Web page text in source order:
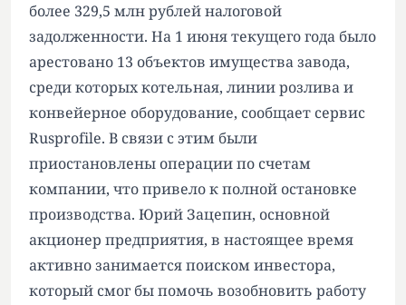
более 329,5 млн рублей налоговой
задолженности. На 1 июня текущего года было
арестовано 13 объектов имущества завода,
среди которых котельная, линии розлива и
конвейерное оборудование, сообщает сервис
Rusprofile. В связи с этим были
приостановлены операции по счетам
компании, что привело к полной остановке
производства. Юрий Зацепин, основной
акционер предприятия, в настоящее время
активно занимается поиском инвестора,
который смог бы помочь возобновить работу